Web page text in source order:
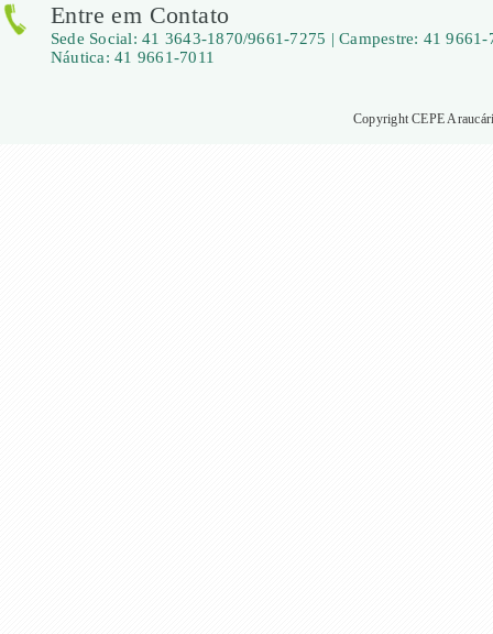
Entre em Contato
Sede Social: 41 3643-1870/9661-7275 | Campestre: 41 9661-
Náutica: 41 9661-7011
Copyright CEPE